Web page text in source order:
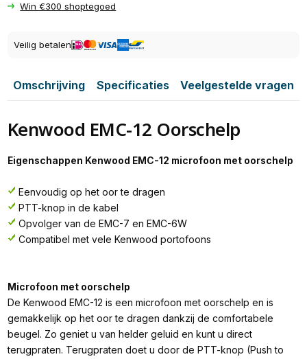
Win €300 shoptegoed
Veilig betalen
Omschrijving Specificaties Veelgestelde vragen
Kenwood EMC-12 Oorschelp
Eigenschappen Kenwood EMC-12 microfoon met oorschelp
Eenvoudig op het oor te dragen
PTT-knop in de kabel
Opvolger van de EMC-7 en EMC-6W
Compatibel met vele Kenwood portofoons
Microfoon met oorschelp
De Kenwood EMC-12 is een microfoon met oorschelp en is
gemakkelijk op het oor te dragen dankzij de comfortabele
beugel. Zo geniet u van helder geluid en kunt u direct
terugpraten. Terugpraten doet u door de PTT-knop (Push to